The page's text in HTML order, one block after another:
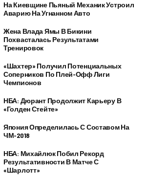
На Киевщине Пьяный Механик Устроил
Аварию На Угнанном Авто
Жена Влада Ямы В Бикини
Похвасталась Результатами
Тренировок
«Шахтер» Получил Потенциальных
Соперников По Плей-Офф Лиги
Чемпионов
НБА: Дюрант Продолжит Карьеру В
«Голден Стейте»
Япония Определилась С Составом На
ЧМ-2018
НБА: Михайлюк Побил Рекорд
Результативности В Матче С
«Шарлотт»